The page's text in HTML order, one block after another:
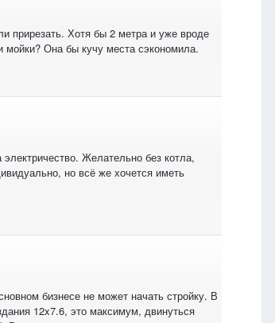
прирезать. Хотя бы 2 метра и уже вроде
Она бы кучу места сэкономила.
Желательно без котла,
но всё же хочется иметь
бизнесе не может начать стройку. В
12x7.6, это максимум, двинуться